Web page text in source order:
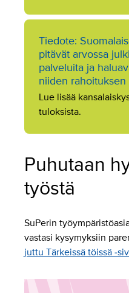
Tiedote:
pitävät arvossa
palveluita ja
niiden rahoituksen
Lue lisää
tuloksista.
Puhutaan
työstä
SuPerin
vastasi kysymyksiin
juttu Tärkeissä töissä -